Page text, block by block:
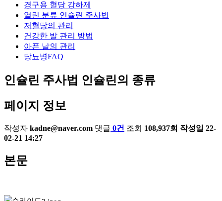
경구용 혈당 강하제
열린 분류 인슐린 주사법
저혈당의 관리
건강한 발 관리 방법
아픈 날의 관리
당뇨병FAQ
인슐린 주사법 인슐린의 종류
페이지 정보
작성자 kadne@naver.com 댓글 0건 조회 108,937회 작성일 22-
02-21 14:27
본문